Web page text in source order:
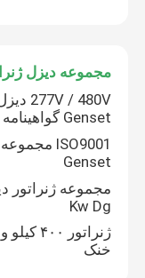
مجموعه دیزل
Genset گواهینامه CE / ISO9001
Genset
Kw Dg
خنک